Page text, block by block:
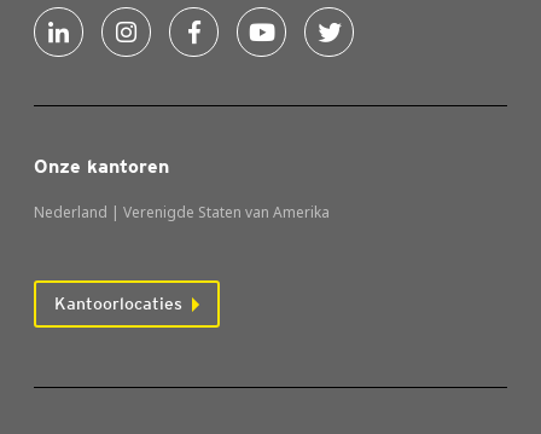
Onze kantoren
Nederland | Verenigde Staten van Amerika
Kantoorlocaties